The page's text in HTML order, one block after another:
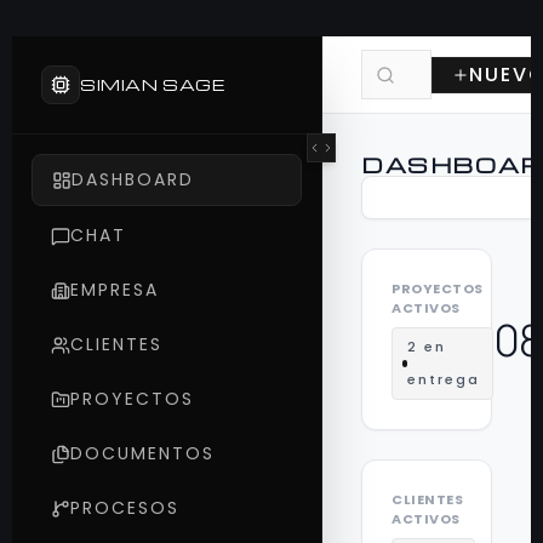
SIMIAN SAGE
DASHBOARD
CHAT
EMPRESA
CLIENTES
PROYECTOS
DOCUMENTOS
PROCESOS
PROYECTOS
ACTIVOS
2 en
entrega
08
CLIENTES
ACTIVOS